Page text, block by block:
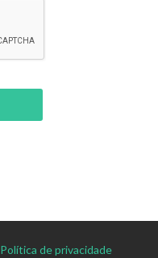
Política de privacidade